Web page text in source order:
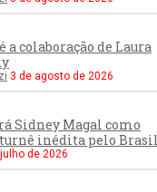
a colaboração de Laura
3 de agosto de 2026
Sidney Magal como
inédita pelo Brasil
de 2026